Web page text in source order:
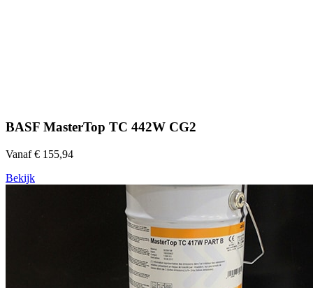
BASF MasterTop TC 442W CG2
Vanaf € 155,94
Bekijk